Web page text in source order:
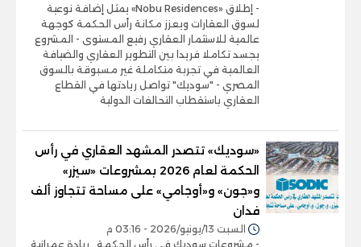
- إطلاق «Nobu Residences» يمثل إضافة نوعية
لسوق العقارات ويعزز مكانة رأس الحكمة كوجهة
عالمية للاستثمار العقاري رفيع المستوى - المشروع
يجسد تكاملا فريدا بين التطوير العقاري والضيافة
العالمية في تجربة متكاملة غير مسبوقة بالسوق
المصري - "سوديك" تواصل ريادتها في القطاع
العقاري باستقطاب التحالفات الدولية
«سوديك» تتصدر المشهد العقاري في رأس
الحكمة لعام 2026 بمشروعات «سيزر»
و«جون» و«أوجامي» على مساحة تتجاوز ألف
فدان
السبت 13/يونيو/2026 - 03:16 م
- مشروعات سوديك في رأس الحكمة.. ريادة عمرانية